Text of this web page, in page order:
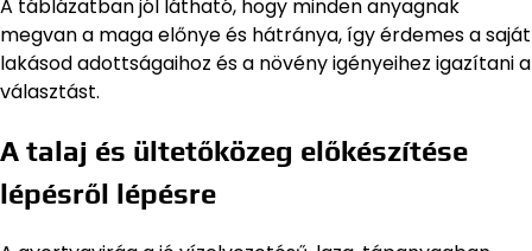
A táblázatban jól látható, hogy minden anyagnak
megvan a maga előnye és hátránya, így érdemes a saját
lakásod adottságaihoz és a növény igényeihez igazítani a
választást.
A talaj és ültetőközeg előkészítése
lépésről lépésre